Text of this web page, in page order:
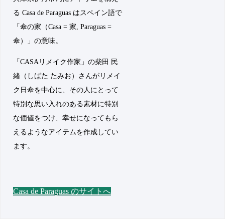
る Casa de Paraguas はスペイン語で
「傘の家（Casa = 家, Paraguas =
傘）」の意味。
「CASAリメイク作家」の柴田 民
緒（しばた たみお）さんがリメイ
ク日傘を中心に、その人にとって
特別な思い入れのある素材に特別
な価値をつけ、幸せになってもら
えるようなアイテムを作成してい
ます。
Casa de Paraguas のサイトへ